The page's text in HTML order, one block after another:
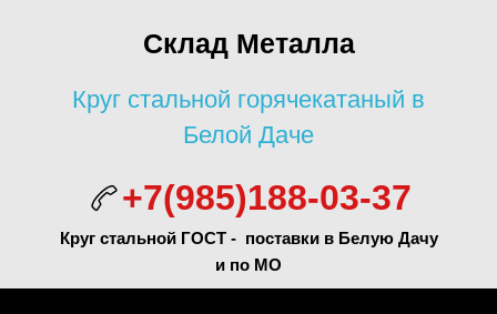
Склад Металла
Круг стальной горячекатаный в
Белой Даче
+7(985)188-03-37
Круг стальной ГОСТ - поставки в Белую Дачу
и по МО